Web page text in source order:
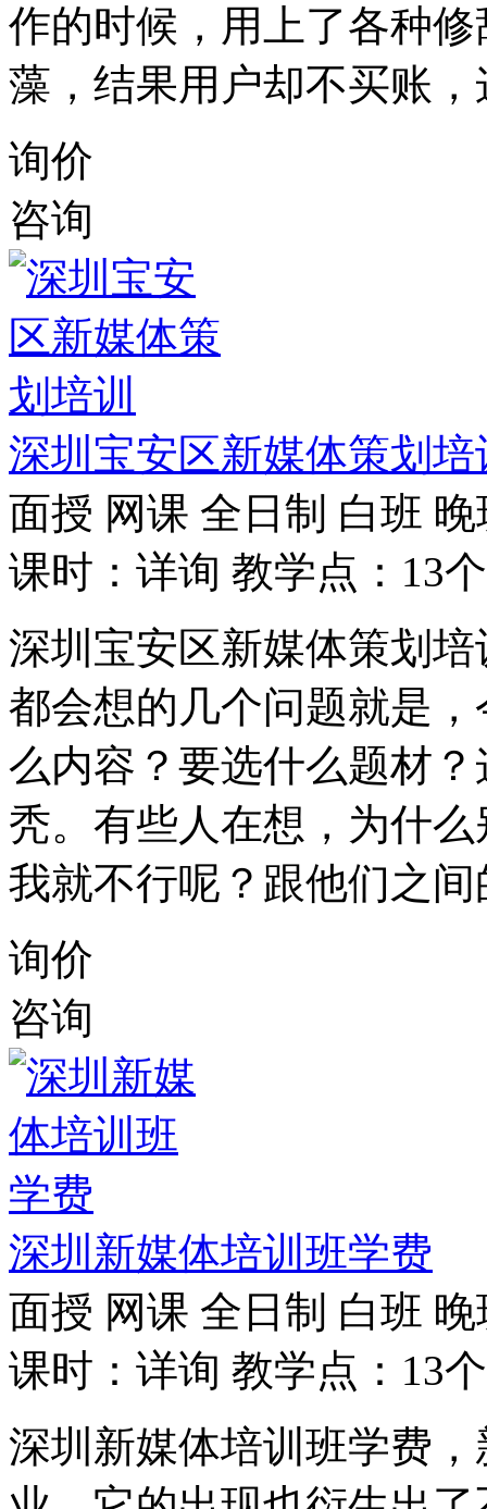
作的时候，用上了各种
藻，结果用户却不买账
询价
咨询
深圳宝安区新媒体策划培
面授 网课 全日制 白班 晚
课时：详询 教学点：13个
深圳宝安区新媒体策划
都会想的几个问题就是
么内容？要选什么题材
秃。有些人在想，为什
我就不行呢？跟他们之
询价
咨询
深圳新媒体培训班学费
面授 网课 全日制 白班 晚
课时：详询 教学点：13个
深圳新媒体培训班学费